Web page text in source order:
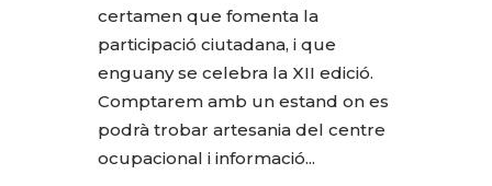
certamen que fomenta la
participació ciutadana, i que
enguany se celebra la XII edició.
Comptarem amb un estand on es
podrà trobar artesania del centre
ocupacional i informació...